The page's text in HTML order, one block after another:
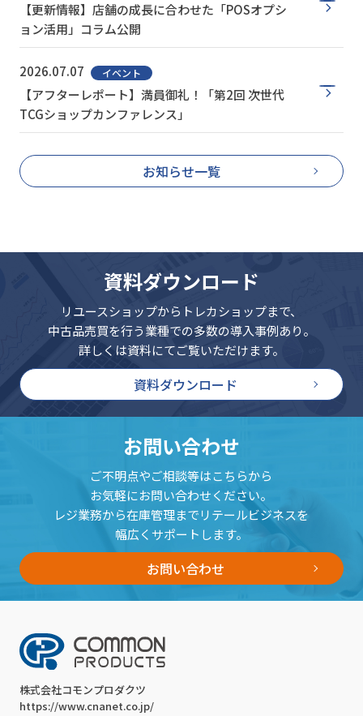
【更新情報】店舗の成長に合わせた「POSオプシ
ョン活用」コラム公開
2026.07.07 イベント
【アフターレポート】満員御礼！「第2回 次世代
TCGショップカンファレンス」
お知らせ一覧
資料ダウンロード
リユースショップからトレカショップまで、
中古品売買を行う業種での多数の導入事例あり。
詳しくは資料にてご覧いただけます。
資料ダウンロード
お問い合わせ
ご不明点やご相談等はこちらから
お気軽にお問い合わせください。
レジ業務から在庫管理までリテールビジネスを
幅広くサポートします。
お問い合わせ
株式会社コモンプロダクツ
https://www.cnanet.co.jp/